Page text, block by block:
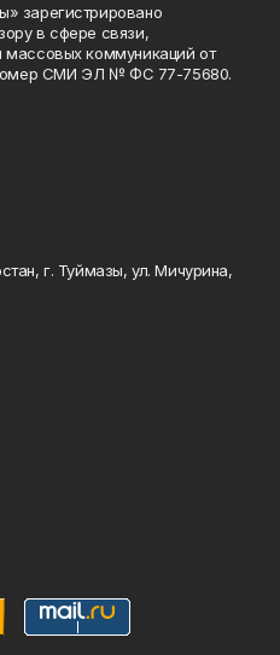
зарегистрировано
в сфере связи,
массовых коммуникаций от
номер СМИ ЭЛ № ФС 77-75680.
г. Туймазы, ул. Мичурина,